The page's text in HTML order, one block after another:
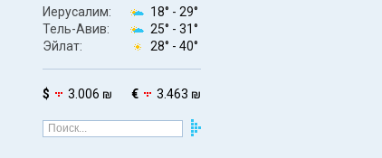
Иерусалим: 18° - 29°
Тель-Авив:
25° - 31°
Эйлат:
28° - 40°
$ 3.006 ₪ € 3.463 ₪